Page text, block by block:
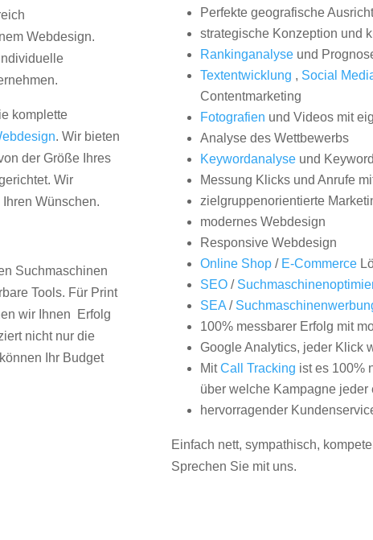
Webdesign.
komplette
. Wir bieten
der Größe Ihres
Wir
Wünschen.
Suchmaschinen
Tools. Für Print
wir Ihnen Erfolg
nicht nur die
Ihr Budget
Perfekte geografische
strategische Konzeption und
Rankinganalyseund
Textentwicklung , Social
Contentmarketing
Fotografien und Videos mit
Analyse des Wettbewerbs
Keywordanalyseund
Messung Klicks und Anrufe
zielgruppenorientierte
modernes Webdesign
Responsive Webdesign
Online Shop/ E-Commerce
SEO/
SEA/
100% messbarer Erfolg mit
Google Analytics, jeder Klick
MitCall Tracking ist es 100%
über welche Kampagne jeder
hervorragender
Einfach nett, sympathisch,
Sprechen Sie mit uns.